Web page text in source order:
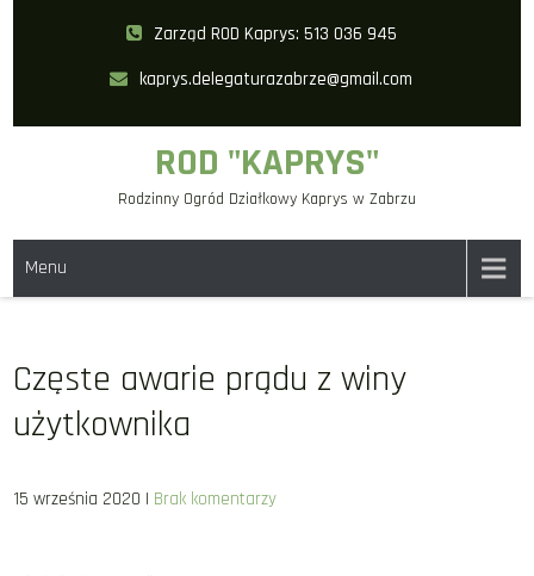
Zarząd ROD Kaprys: 513 036 945
kaprys.delegaturazabrze@gmail.com
ROD "KAPRYS"
Rodzinny Ogród Działkowy Kaprys w Zabrzu
Menu
Częste awarie prądu z winy
użytkownika
15 września 2020 | Brak komentarzy